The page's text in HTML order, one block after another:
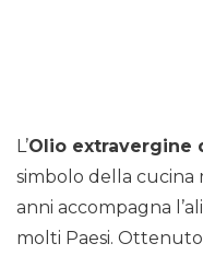
L’Olio extravergine
simbolo della cucina
anni accompagna
molti Paesi.